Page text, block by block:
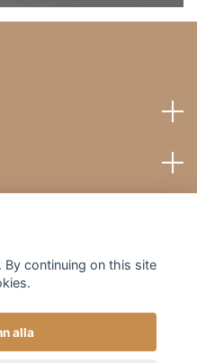
By continuing on this site
alla